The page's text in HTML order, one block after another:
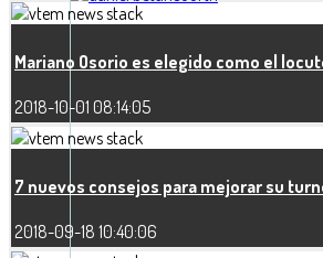
Mariano Osorio es elegido como el
2018-10-01 08:14:05
7 nuevos consejos para mejorar su
2018-09-18 10:40:06